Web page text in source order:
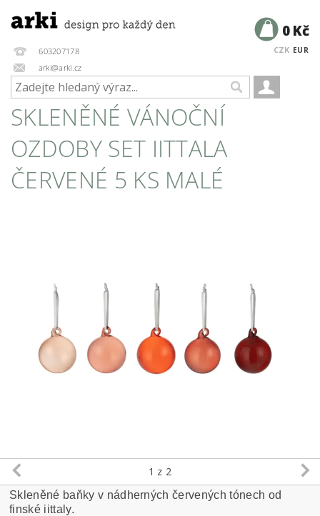
603207178
arki@arki.cz
CZK EUR
0 Kč
SKLENĚNÉ VÁNOČNÍ
OZDOBY SET IITTALA
ČERVENÉ 5 KS MALÉ
1 z 2
Skleněné baňky v nádherných červených tónech od
finské iittaly.